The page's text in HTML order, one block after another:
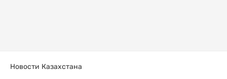
Новости Казахстана